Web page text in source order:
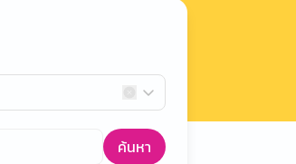
ค้นหา